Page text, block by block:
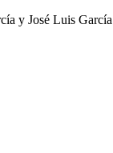
y José Luis